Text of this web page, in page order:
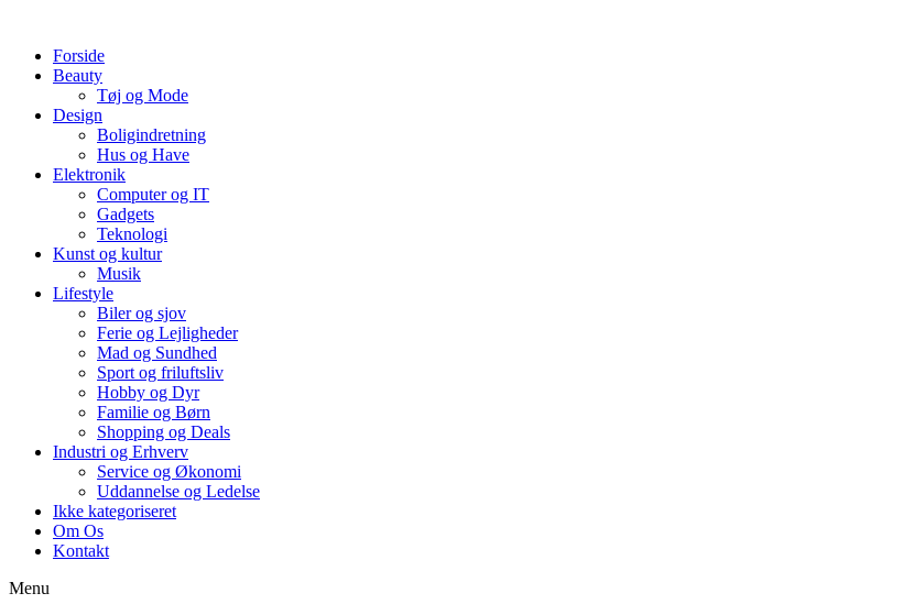
indholdForside
Beauty
Tøj og Mode
Design
Boligindretning
Hus og Have
Elektronik
Computer og IT
Gadgets
Teknologi
Kunst og kultur
Musik
Lifestyle
Biler og sjov
Ferie og Lejligheder
Mad og Sundhed
Sport og friluftsliv
Hobby og Dyr
Familie og Børn
Shopping og Deals
Industri og Erhverv
Service og Økonomi
Uddannelse og Ledelse
Ikke kategoriseret
Om Os
Kontakt
Menu